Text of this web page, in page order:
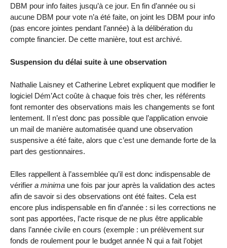
DBM pour info faites jusqu’à ce jour. En fin d’année ou si
aucune DBM pour vote n’a été faite, on joint les DBM pour info
(pas encore jointes pendant l’année) à la délibération du
compte financier. De cette manière, tout est archivé.
Suspension du délai suite à une observation
Nathalie Laisney et Catherine Lebret expliquent que modifier le
logiciel Dém’Act coûte à chaque fois très cher, les référents
font remonter des observations mais les changements se font
lentement. Il n’est donc pas possible que l’application envoie
un mail de manière automatisée quand une observation
suspensive a été faite, alors que c’est une demande forte de la
part des gestionnaires.
Elles rappellent à l’assemblée qu’il est donc indispensable de
vérifier a minima une fois par jour après la validation des actes
afin de savoir si des observations ont été faites. Cela est
encore plus indispensable en fin d’année : si les corrections ne
sont pas apportées, l’acte risque de ne plus être applicable
dans l’année civile en cours (exemple : un prélèvement sur
fonds de roulement pour le budget année N qui a fait l’objet